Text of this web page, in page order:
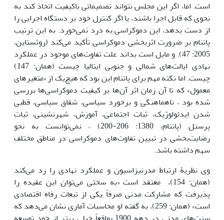
است. اما، اگر این مجلس نتواند تصمیماتی باکیفیت اتخاذ کند به
نحوی که قابل اجرا باشند، یا اگر کنترل خود بر دستگاه اجرایی را
از دست بدهد، این دموکراسی به درد نمی‌خورد. به این ترتیب
پاتنام بر ضرورت اثربخشی دموکراسی تأکید می‌کند (روثستاین،
2005: 47). و مایل است بداند علت تفاوت‌های موجود در عملکرد
نهادی ایالت‌های شمالی و جنوبی ایتالیا چیست (همان: 147)
چیست. اما نکته‌ مهم برای پاتنام این بود که هیچ‌یک از «متغیرهای
معمول» که تا آن زمان اثر آن‌‎ها بر کیفیت دموکراسی‌ها بررسی
شده بود – ناهماهنگی و برخورد سیاسی، شقاق سیاسی، قطبی
شدن ایدئولوژیک، ثبات اجتماعی، آموزش، شهرنشینی، ثبات
پرسنل (پاتنام، 1380: 206-200) – نمی‌توانست به نحو
رضایت‌بخشی در تبیین تفاوت‌های دموکراسی در مناطق مختلف
سهم داشته باشد.
وی نظریۀ ارتباط مدرنیزاسیون و عملکرد نهادی را رد می‌کند
(همان: 154)، معتقد است «به سختی می‌توان این عقیده را
پذیرفت که مشارکت مدنی صرفاً یکی از تبعات رفاه اقتصادی
است» (همان: 259)، به گفته او محاسبات آماری نشان می‌دهد که